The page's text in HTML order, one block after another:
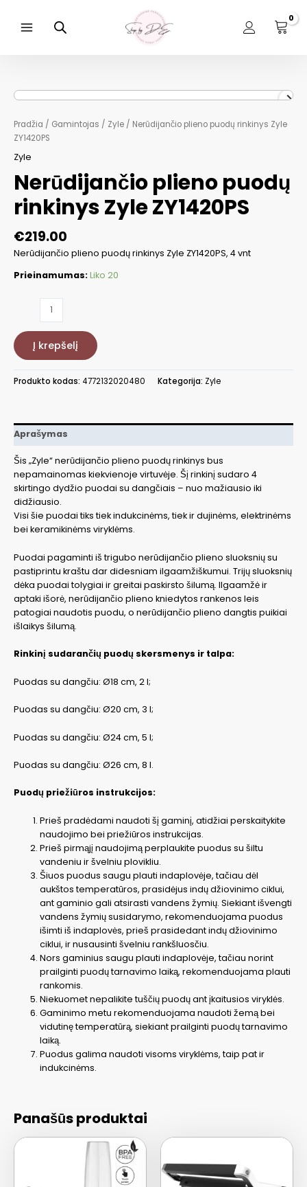
turinio
Pradžia / Gamintojas / Zyle / Nerūdijančio plieno puodų rinkinys Zyle
ZY1420PS
Zyle
Nerūdijančio plieno puodų
rinkinys Zyle ZY1420PS
€219.00
Nerūdijančio plieno puodų rinkinys Zyle ZY1420PS, 4 vnt
Prieinamumas:Liko 20
produkto
Nerūdijančio
plieno
puodų
Zyle
Į krepšelį
Produkto kodas: 4772132020480 Kategorija: Zyle
Aprašymas
Šis „Zyle“ nerūdijančio plieno puodų rinkinys bus
nepamainomas kiekvienoje virtuvėje. Šį rinkinį sudaro 4
skirtingo dydžio puodai su dangčiais – nuo mažiausio iki
didžiausio.
Visi šie puodai tiks tiek indukcinėms, tiek ir dujinėms, elektrinėms
bei keramikinėms viryklėms.
Puodai pagaminti iš trigubo nerūdijančio plieno sluoksnių su
pastiprintu kraštu dar didesniam ilgaamžiškumui. Trijų sluoksnių
dėka puodai tolygiai ir greitai paskirsto šilumą. Ilgaamžė ir
aptaki išorė, nerūdijančio plieno kniedytos rankenos leis
patogiai naudotis puodu, o nerūdijančio plieno dangtis puikiai
išlaikys šilumą.
Rinkinį sudarančių puodų skersmenys ir talpa:
Puodas su dangčiu: Ø18 cm, 2 l;
Puodas su dangčiu: Ø20 cm, 3 l;
Puodas su dangčiu: Ø24 cm, 5 l;
Puodas su dangčiu: Ø26 cm, 8 l.
Puodų priežiūros instrukcijos:
Prieš pradėdami naudoti šį gaminį, atidžiai perskaitykite
naudojimo bei priežiūros instrukcijas.
Prieš pirmąjį naudojimą perplaukite puodus su šiltu
vandeniu ir švelniu plovikliu.
Šiuos puodus saugu plauti indaplovėje, tačiau dėl
aukštos temperatūros, prasidėjus indų džiovinimo ciklui,
ant gaminio gali atsirasti vandens žymių. Siekiant išvengti
vandens žymių susidarymo, rekomenduojama puodus
išimti iš indaplovės, prieš prasidedant indų džiovinimo
ciklui, ir nusausinti švelniu rankšluosčiu.
Nors gaminius saugu plauti indaplovėje, tačiau norint
prailginti puodų tarnavimo laiką, rekomenduojama plauti
rankomis.
Niekuomet nepalikite tuščių puodų ant įkaitusios viryklės.
Gaminimo metu rekomenduojama naudoti žemą bei
vidutinę temperatūrą, siekiant prailginti puodų tarnavimo
laiką.
Puodus galima naudoti visoms viryklėms, taip pat ir
indukcinėms.
Panašūs produktai